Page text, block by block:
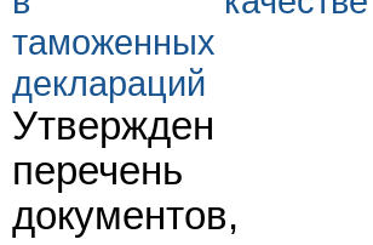
таможенных
деклараций
Утвержден
перечень
документов,